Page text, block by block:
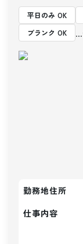
平日のみ OK
ブランク OK
勤務地住所
仕事内容